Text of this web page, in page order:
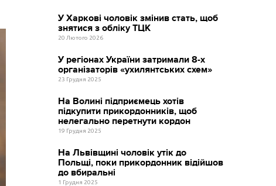
У Харкові чоловік змінив стать, щоб
знятися з обліку ТЦК
20 Лютого 2026
У регіонах України затримали 8-х
організаторів «ухилянтських схем»
23 Грудня 2025
На Волині підприємець хотів
підкупити прикордонників, щоб
нелегально перетнути кордон
19 Грудня 2025
На Львівщині чоловік утік до
Польщі, поки прикордонник відійшов
до вбиральні
1 Грудня 2025